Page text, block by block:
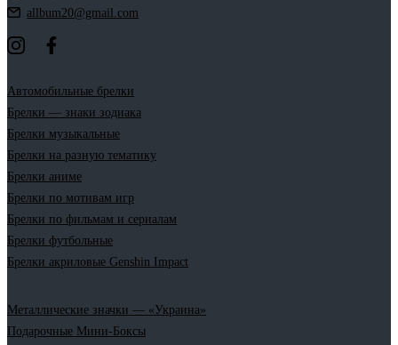
allbum20@gmail.com
Автомобильные брелки
Брелки — знаки зодиака
Брелки музыкальные
Брелки на разную тематику
Брелки аниме
Брелки по мотивам игр
Брелки по фильмам и сериалам
Брелки футбольные
Брелки акриловые Genshin Impact
Металлические значки — «Украина»
Подарочные Мини-Боксы